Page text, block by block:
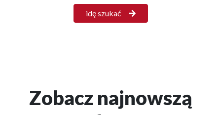
idę szukać
Zobacz najnowszą